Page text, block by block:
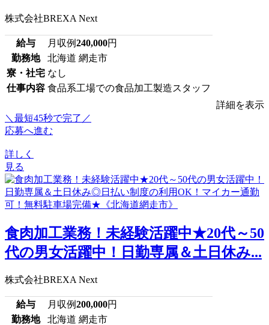
株式会社BREXA Next
給与 月収例240,000円
勤務地
北海道 網走市
寮・社宅 なし
仕事内容 食品系工場での食品加工製造スタッフ
詳細を表示
＼最短45秒で完了／
応募へ進む
詳しく
見る
食肉加工業務！未経験活躍中★20代～50
代の男女活躍中！日勤専属＆土日休み...
株式会社BREXA Next
給与 月収例200,000円
勤務地
北海道 網走市